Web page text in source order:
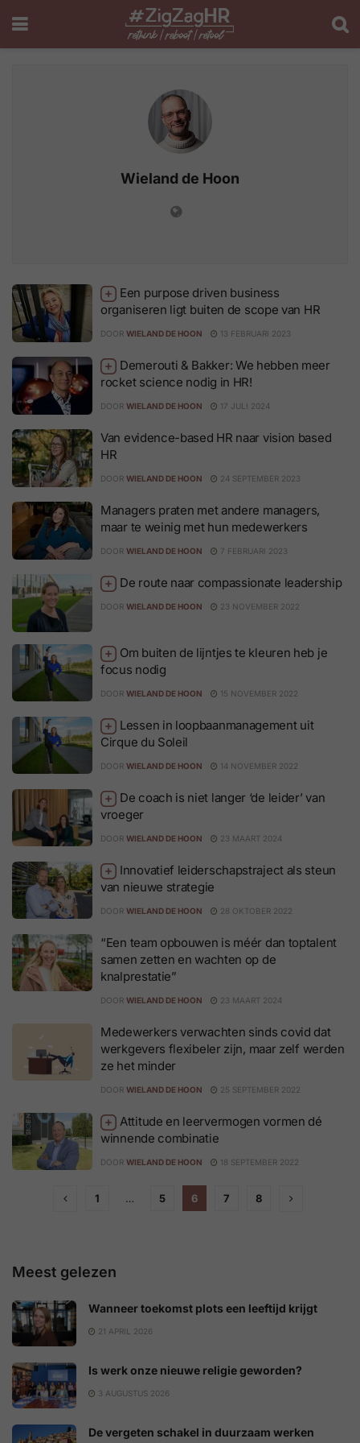
Wieland de Hoon
Een purpose driven business
organiseren ligt buiten de scope van HR
DOOR WIELAND DE HOON 13 FEBRUARI 2023
Demerouti & Bakker: We hebben meer
rocket science nodig in HR!
DOOR WIELAND DE HOON 17 JULI 2024
Van evidence-based HR naar vision based
HR
DOOR WIELAND DE HOON 24 SEPTEMBER 2023
Managers praten met andere managers,
maar te weinig met hun medewerkers
DOOR WIELAND DE HOON 7 FEBRUARI 2023
De route naar compassionate leadership
DOOR WIELAND DE HOON 23 NOVEMBER 2022
Om buiten de lijntjes te kleuren heb je
focus nodig
DOOR WIELAND DE HOON 15 NOVEMBER 2022
Lessen in loopbaanmanagement uit
Cirque du Soleil
DOOR WIELAND DE HOON 14 NOVEMBER 2022
De coach is niet langer ‘de leider’ van
vroeger
DOOR WIELAND DE HOON 23 MAART 2024
Innovatief leiderschapstraject als steun
van nieuwe strategie
DOOR WIELAND DE HOON 28 OKTOBER 2022
“Een team opbouwen is méér dan toptalent
samen zetten en wachten op de
knalprestatie”
DOOR WIELAND DE HOON 23 MAART 2024
Medewerkers verwachten sinds covid dat
werkgevers flexibeler zijn, maar zelf werden
ze het minder
DOOR WIELAND DE HOON 25 SEPTEMBER 2022
Attitude en leervermogen vormen dé
winnende combinatie
DOOR WIELAND DE HOON 18 SEPTEMBER 2022
1 … 5 6 7 8
Meest gelezen
Wanneer toekomst plots een leeftijd krijgt
21 APRIL 2026
Is werk onze nieuwe religie geworden?
3 AUGUSTUS 2026
De vergeten schakel in duurzaam werken